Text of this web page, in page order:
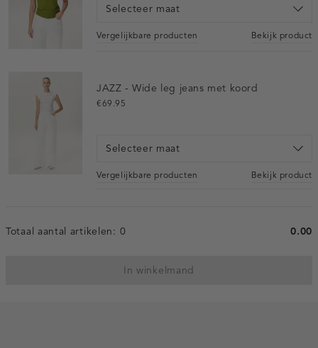
Selecteer maat
Vergelijkbare producten Bekijk product
JAZZ - Wide leg jeans met koord
€69.95
Selecteer maat
Vergelijkbare producten Bekijk product
Totaal aantal artikelen: 0 0.00
In winkelmand